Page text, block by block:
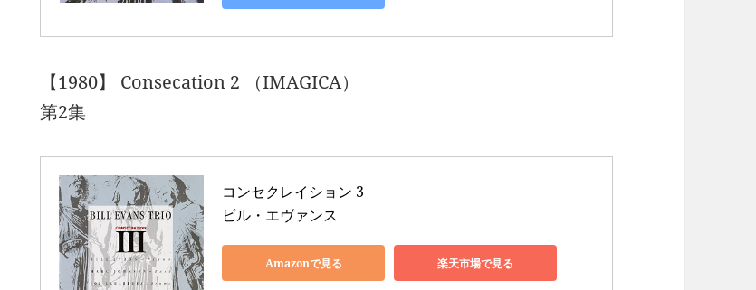
【1980】 Consecation 2 （IMAGICA）
第2集
コンセクレイション 3
ビル・エヴァンス
Amazonで見る 楽天市場で見る